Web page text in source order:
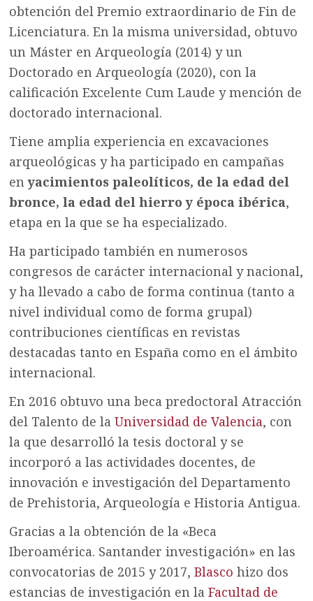
obtención del Premio extraordinario de Fin de
Licenciatura. En la misma universidad, obtuvo
un Máster en Arqueología (2014) y un
Doctorado en Arqueología (2020), con la
calificación Excelente Cum Laude y mención de
doctorado internacional.
Tiene amplia experiencia en excavaciones
arqueológicas y ha participado en campañas
enyacimientos paleolíticos, de la edad del
bronce, la edad del hierro y época ibérica,
etapa en la que se ha especializado.
Ha participado también en numerosos
congresos de carácter internacional y nacional,
y ha llevado a cabo de forma continua (tanto a
nivel individual como de forma grupal)
contribuciones científicas en revistas
destacadas tanto en España como en el ámbito
internacional.
En 2016 obtuvo una beca predoctoral Atracción
del Talento de laUniversidad de Valencia, con
la que desarrolló la tesis doctoral y se
incorporó a las actividades docentes, de
innovación e investigación del Departamento
de Prehistoria, Arqueología e Historia Antigua.
Gracias a la obtención de la «Beca
Iberoamérica. Santander investigación» en las
convocatorias de 2015 y 2017,Blasco hizo dos
estancias de investigación en laFacultad de